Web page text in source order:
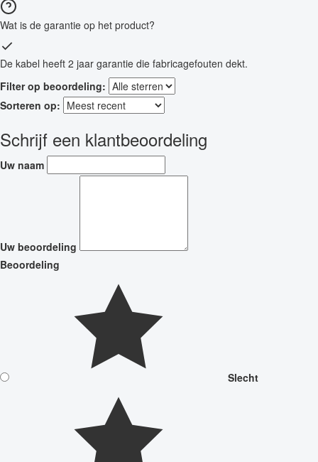
Wat is de garantie op het product?
De kabel heeft 2 jaar garantie die fabricagefouten dekt.
Filter op beoordeling:
Sorteren op:
Schrijf een klantbeoordeling
Uw naam
Uw beoordeling
Beoordeling
Slecht